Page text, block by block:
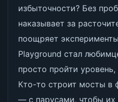
избыточности? Без
наказывает за
поощряет
Playground стал
просто пройти уровень,
Кто-то строит мосты в
— с парусами, чтобы их